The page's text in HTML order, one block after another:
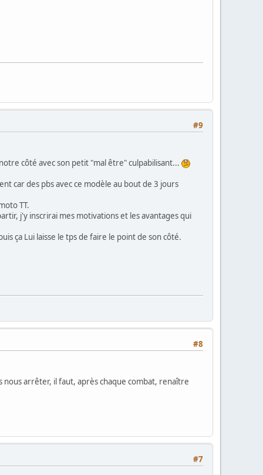
#9
côté avec son petit "mal être" culpabilisant...
car des pbs avec ce modèle au bout de 3 jours
TT.
j'y inscrirai mes motivations et les avantages qui
ça Lui laisse le tps de faire le point de son côté.
#8
nous arrêter, il faut, après chaque combat, renaître
#7